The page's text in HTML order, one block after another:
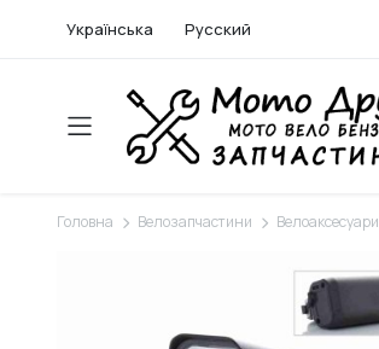
Українська Русский
Головна Велозапчастини Велоаксесуари